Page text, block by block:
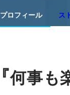
プロフィール ス
『何事も